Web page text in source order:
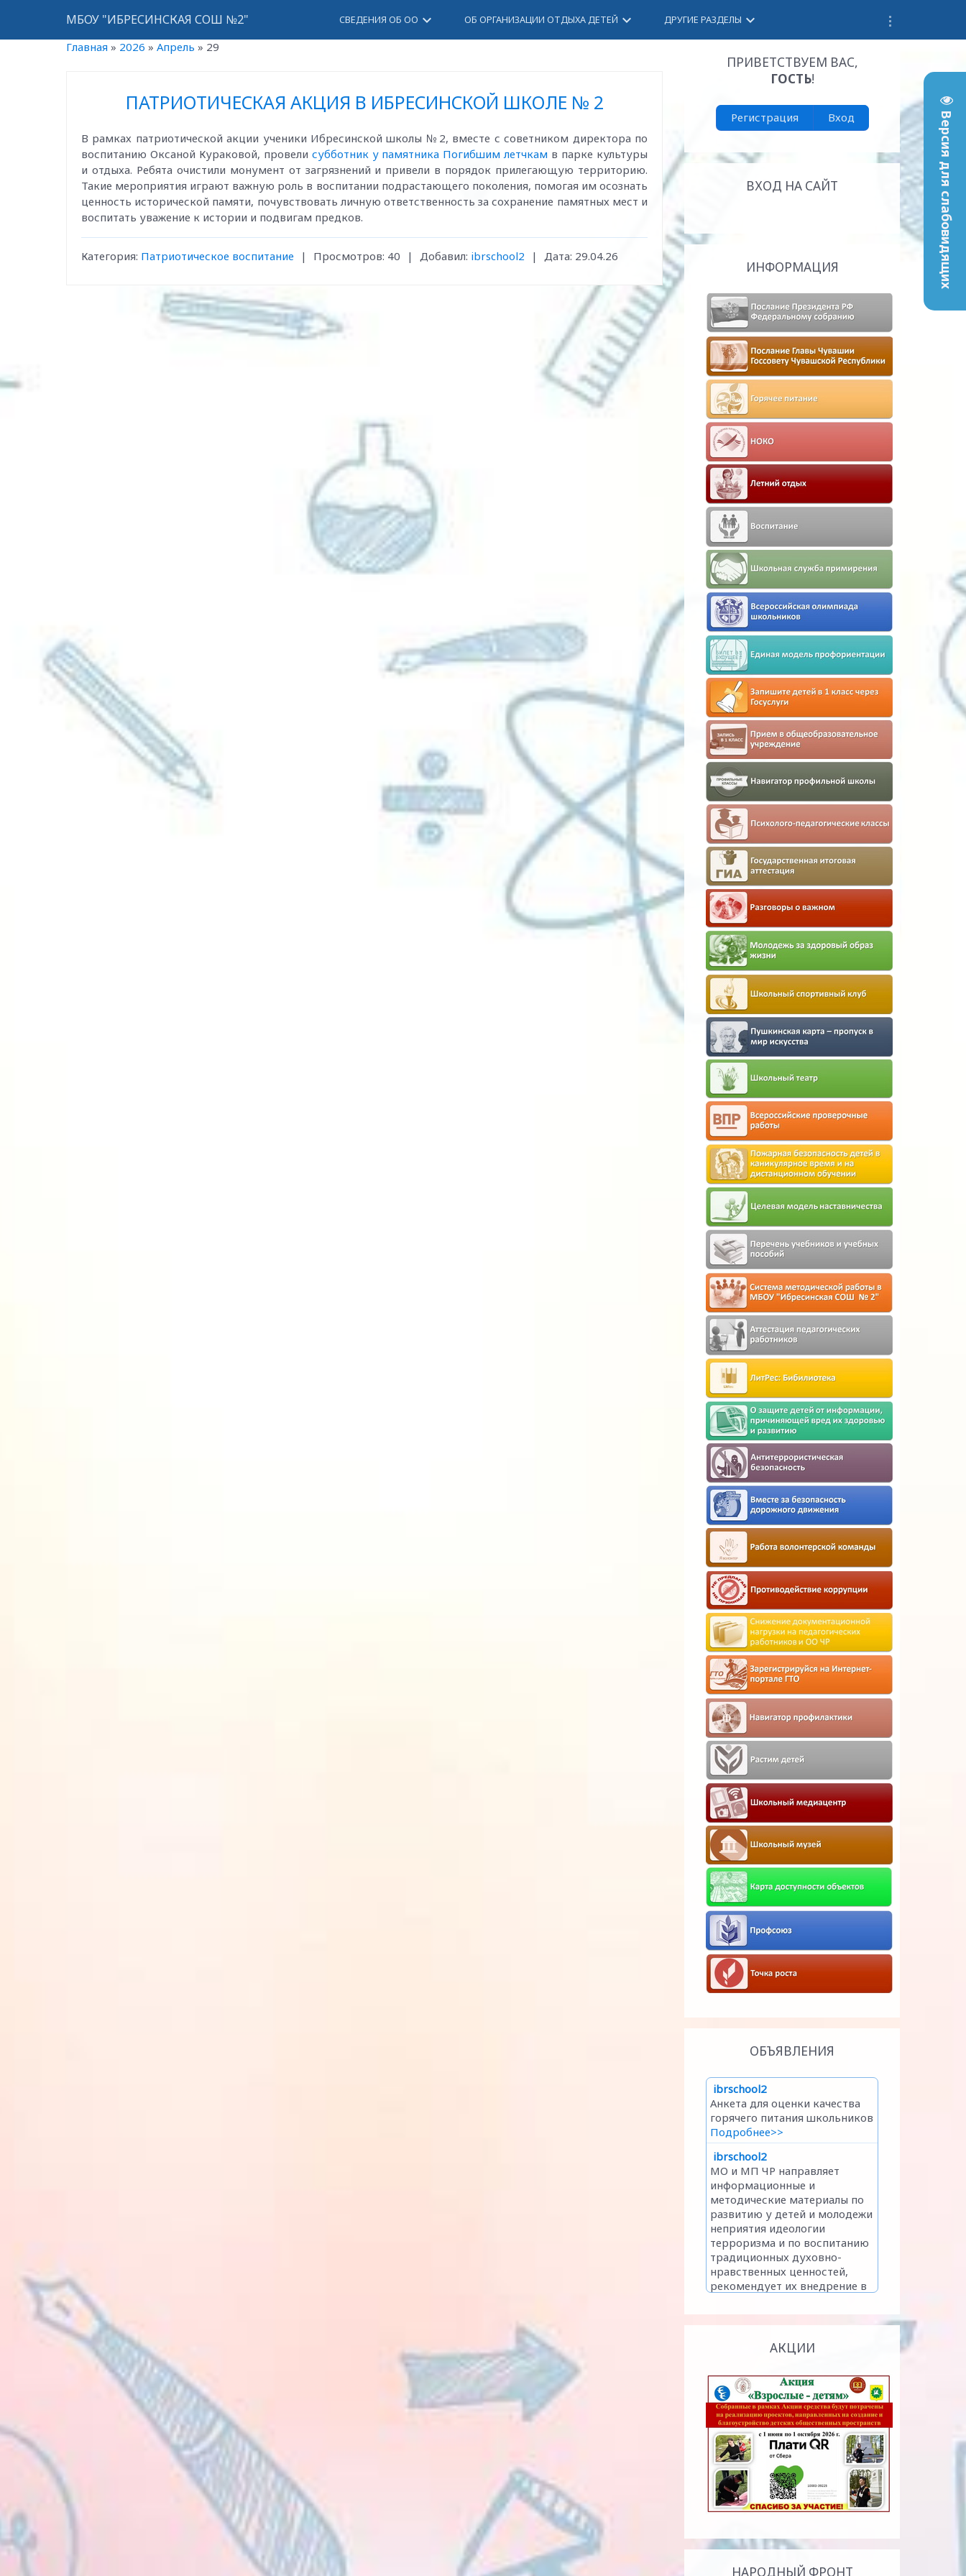
Версия для слабовидящих
МБОУ "ИБРЕСИНСКАЯ СОШ №2" СВЕДЕНИЯ ОБ ОО keyboard_arrow_down ОБ ОРГАНИЗАЦИИ ОТДЫХА ДЕТЕЙ keyboard_arrow_down ДРУГИЕ РАЗДЕЛЫ keyboard_arrow_down
Главная » 2026 » Апрель » 29
ПАТРИОТИЧЕСКАЯ АКЦИЯ В ИБРЕСИНСКОЙ ШКОЛЕ № 2
В рамках патриотической акции ученики Ибресинской школы № 2, вместе с советником директора по
воспитанию Оксаной Кураковой, провели субботник у памятника Погибшим летчкам в парке культуры
и отдыха. Ребята очистили монумент от загрязнений и привели в порядок прилегающую территорию.
Такие мероприятия играют важную роль в воспитании подрастающего поколения, помогая им осознать
ценность исторической памяти, почувствовать личную ответственность за сохранение памятных мест и
воспитать уважение к истории и подвигам предков.
Категория: Патриотическое воспитание | Просмотров: 40 | Добавил: ibrschool2 | Дата: 29.04.26
ПРИВЕТСТВУЕМ ВАС,
ГОСТЬ!
Регистрация Вход
ВХОД НА САЙТ
ИНФОРМАЦИЯ
ОБЪЯВЛЕНИЯ
АКЦИИ
НАРОДНЫЙ ФРОНТ